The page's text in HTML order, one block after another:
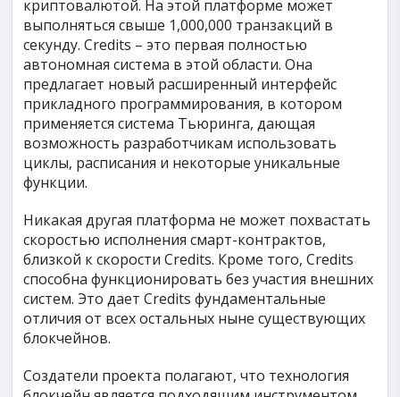
криптовалютой. На этой платформе может
выполняться свыше 1,000,000 транзакций в
секунду. Credits – это первая полностью
автономная система в этой области. Она
предлагает новый расширенный интерфейс
прикладного программирования, в котором
применяется система Тьюринга, дающая
возможность разработчикам использовать
циклы, расписания и некоторые уникальные
функции.
Никакая другая платформа не может похвастать
скоростью исполнения смарт-контрактов,
близкой к скорости Credits. Кроме того, Credits
способна функционировать без участия внешних
систем. Это дает Credits фундаментальные
отличия от всех остальных ныне существующих
блокчейнов.
Создатели проекта полагают, что технология